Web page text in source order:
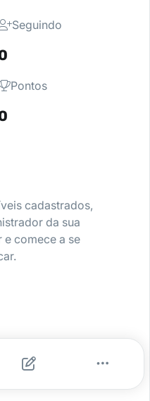
Seguindo
Pontos
cadastrados,
da sua
comece a se
encontrada